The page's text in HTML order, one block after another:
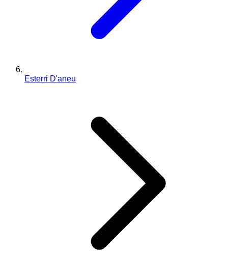
Esterri D'aneu